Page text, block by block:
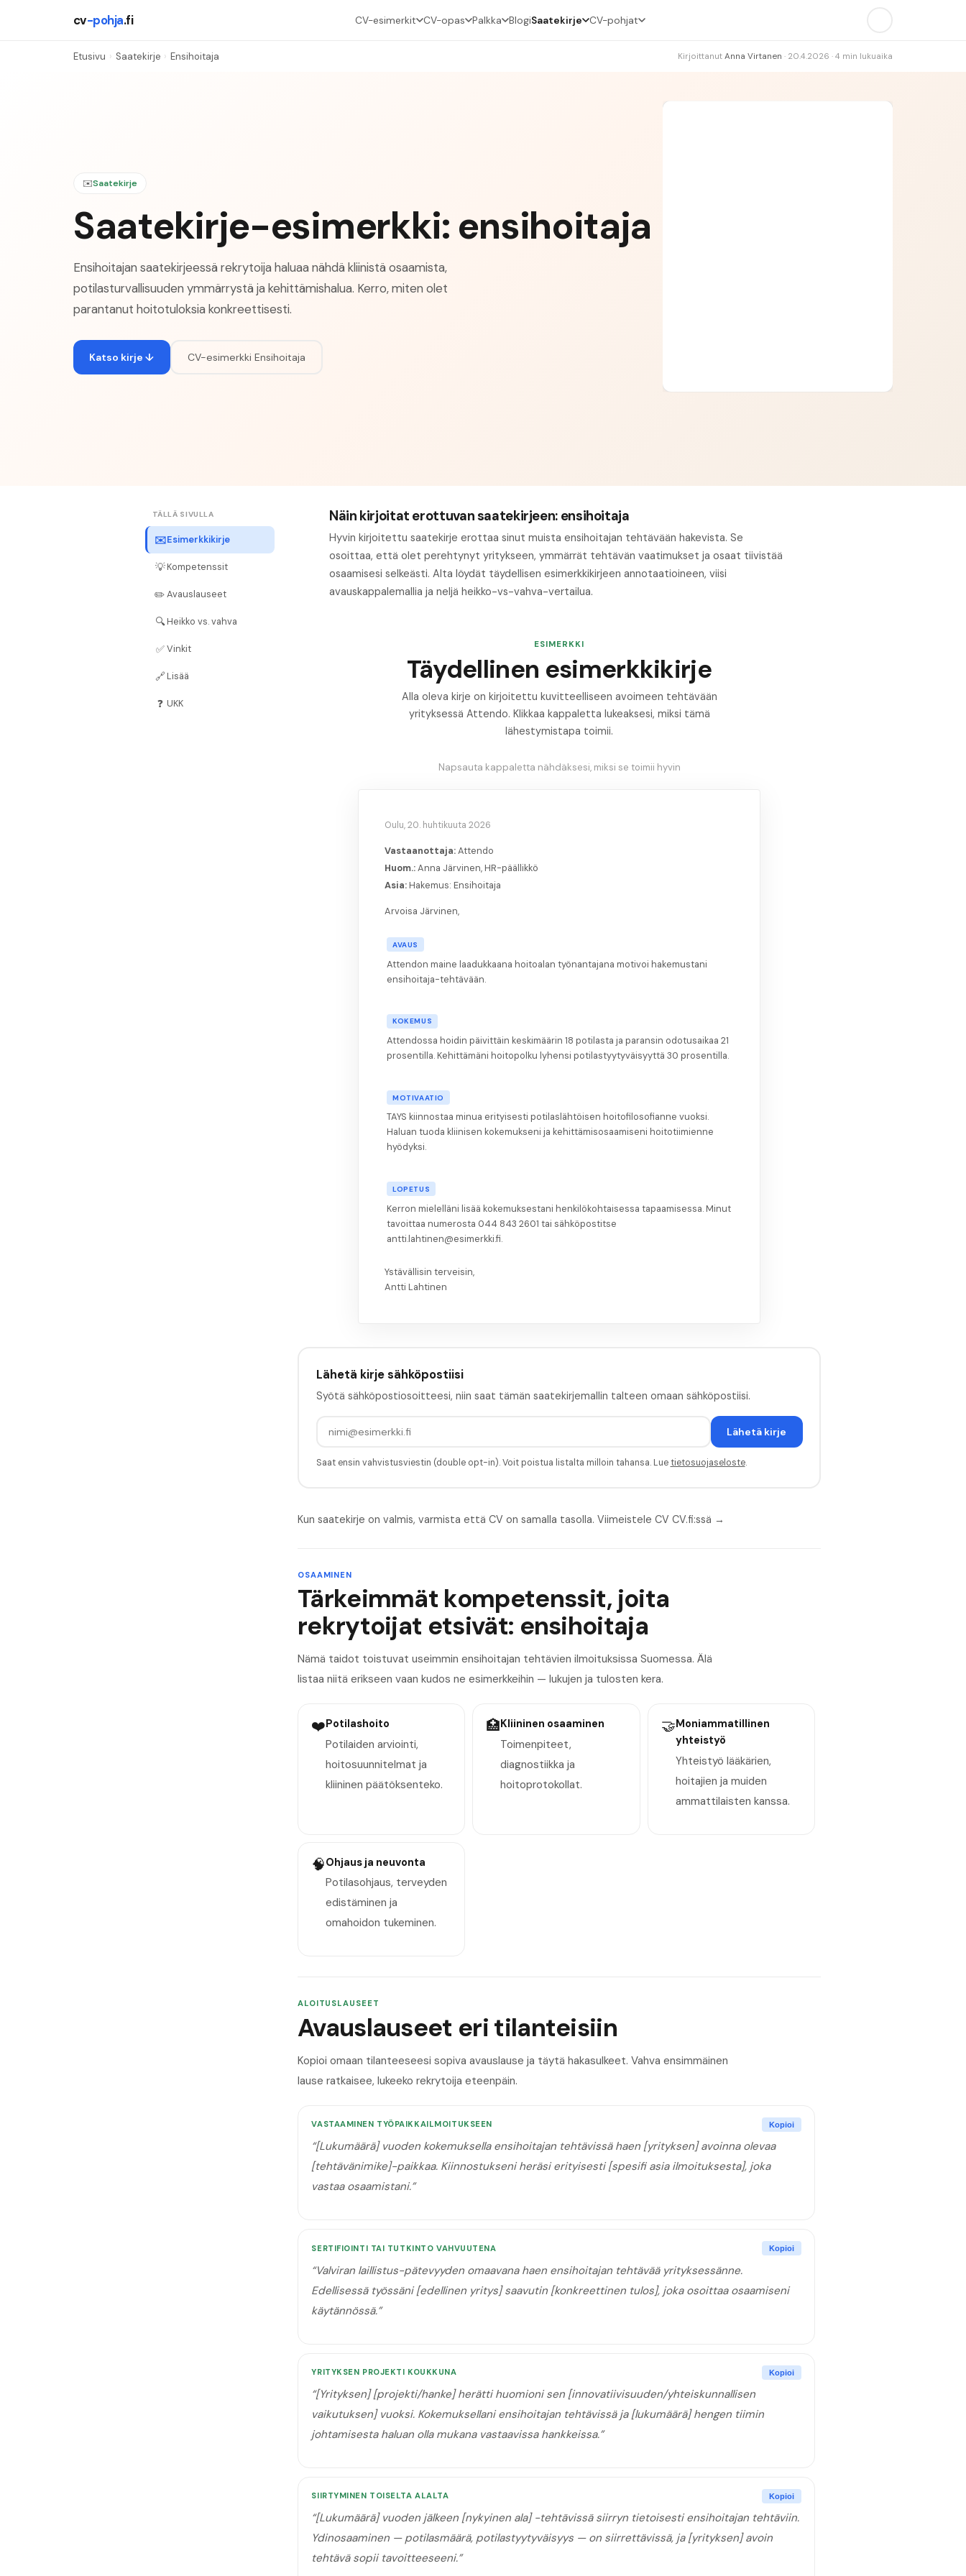
cv-pohja.fi CV-esimerkit CV-opas Palkka BlogiSaatekirje CV-pohjat
Etusivu › Saatekirje › Ensihoitaja Kirjoittanut Anna Virtanen · 20.4.2026 · 4 min lukuaika
✉️Saatekirje
Saatekirje-esimerkki: ensihoitaja
Ensihoitajan saatekirjeessä rekrytoija haluaa nähdä kliinistä osaamista,
potilasturvallisuuden ymmärrystä ja kehittämishalua. Kerro, miten olet
parantanut hoitotuloksia konkreettisesti.
Katso kirje ↓ CV-esimerkki Ensihoitaja
TÄLLÄ SIVULLA
✉️Esimerkkikirje
💡Kompetenssit
✏️Avauslauseet
🔍 Heikko vs. vahva
✅Vinkit
🔗Lisää
❓ UKK
Näin kirjoitat erottuvan saatekirjeen: ensihoitaja
Hyvin kirjoitettu saatekirje erottaa sinut muista ensihoitajan tehtävään hakevista. Se
osoittaa, että olet perehtynyt yritykseen, ymmärrät tehtävän vaatimukset ja osaat tiivistää
osaamisesi selkeästi. Alta löydät täydellisen esimerkkikirjeen annotaatioineen, viisi
avauskappalemallia ja neljä heikko-vs-vahva-vertailua.
ESIMERKKI
Täydellinen esimerkkikirje
Alla oleva kirje on kirjoitettu kuvitteelliseen avoimeen tehtävään
yrityksessä Attendo. Klikkaa kappaletta lukeaksesi, miksi tämä
lähestymistapa toimii.
Napsauta kappaletta nähdäksesi, miksi se toimii hyvin
Oulu, 20. huhtikuuta 2026
Vastaanottaja:Attendo
Huom.:Anna Järvinen, HR-päällikkö
Asia: Hakemus: Ensihoitaja
Arvoisa Järvinen,
AVAUS
Attendon maine laadukkaana hoitoalan työnantajana motivoi hakemustani
ensihoitaja-tehtävään.
KOKEMUS
Attendossa hoidin päivittäin keskimäärin 18 potilasta ja paransin odotusaikaa 21
prosentilla. Kehittämäni hoitopolku lyhensi potilastyytyväisyyttä 30 prosentilla.
MOTIVAATIO
TAYS kiinnostaa minua erityisesti potilaslähtöisen hoitofilosofianne vuoksi.
Haluan tuoda kliinisen kokemukseni ja kehittämisosaamiseni hoitotiimienne
hyödyksi.
LOPETUS
Kerron mielelläni lisää kokemuksestani henkilökohtaisessa tapaamisessa. Minut
tavoittaa numerosta 044 843 2601 tai sähköpostitse
antti.lahtinen@esimerkki.fi.
Ystävällisin terveisin,
Antti Lahtinen
Lähetä kirje sähköpostiisi
Syötä sähköpostiosoitteesi, niin saat tämän saatekirjemallin talteen omaan sähköpostiisi.
Lähetä kirje
Saat ensin vahvistusviestin (double opt-in). Voit poistua listalta milloin tahansa. Luetietosuojaseloste.
Kun saatekirje on valmis, varmista että CV on samalla tasolla. Viimeistele CV CV.fi:ssä →
OSAAMINEN
Tärkeimmät kompetenssit, joita
rekrytoijat etsivät: ensihoitaja
Nämä taidot toistuvat useimmin ensihoitajan tehtävien ilmoituksissa Suomessa. Älä
listaa niitä erikseen vaan kudos ne esimerkkeihin — lukujen ja tulosten kera.
❤️Potilashoito
Potilaiden arviointi,
hoitosuunnitelmat ja
kliininen päätöksenteko.
🏥Kliininen osaaminen
Toimenpiteet,
diagnostiikka ja
hoitoprotokollat.
🤝Moniammatillinen
yhteistyö
Yhteistyö lääkärien,
hoitajien ja muiden
ammattilaisten kanssa.
🧠Ohjaus ja neuvonta
Potilasohjaus, terveyden
edistäminen ja
omahoidon tukeminen.
ALOITUSLAUSEET
Avauslauseet eri tilanteisiin
Kopioi omaan tilanteeseesi sopiva avauslause ja täytä hakasulkeet. Vahva ensimmäinen
lause ratkaisee, lukeeko rekrytoija eteenpäin.
VASTAAMINEN TYÖPAIKKAILMOITUKSEEN Kopioi
“[Lukumäärä] vuoden kokemuksella ensihoitajan tehtävissä haen [yrityksen] avoinna olevaa
[tehtävänimike]-paikkaa. Kiinnostukseni heräsi erityisesti [spesifi asia ilmoituksesta], joka
vastaa osaamistani.”
SERTIFIOINTI TAI TUTKINTO VAHVUUTENA Kopioi
“Valviran laillistus-pätevyyden omaavana haen ensihoitajan tehtävää yrityksessänne.
Edellisessä työssäni [edellinen yritys] saavutin [konkreettinen tulos], joka osoittaa osaamiseni
käytännössä.”
YRITYKSEN PROJEKTI KOUKKUNA Kopioi
“[Yrityksen] [projekti/hanke] herätti huomioni sen [innovatiivisuuden/yhteiskunnallisen
vaikutuksen] vuoksi. Kokemuksellani ensihoitajan tehtävissä ja [lukumäärä] hengen tiimin
johtamisesta haluan olla mukana vastaavissa hankkeissa.”
SIIRTYMINEN TOISELTA ALALTA Kopioi
“[Lukumäärä] vuoden jälkeen [nykyinen ala] -tehtävissä siirryn tietoisesti ensihoitajan tehtäviin.
Ydinosaaminen — potilasmäärä, potilastyytyväisyys — on siirrettävissä, ja [yrityksen] avoin
tehtävä sopii tavoitteeseeni.”